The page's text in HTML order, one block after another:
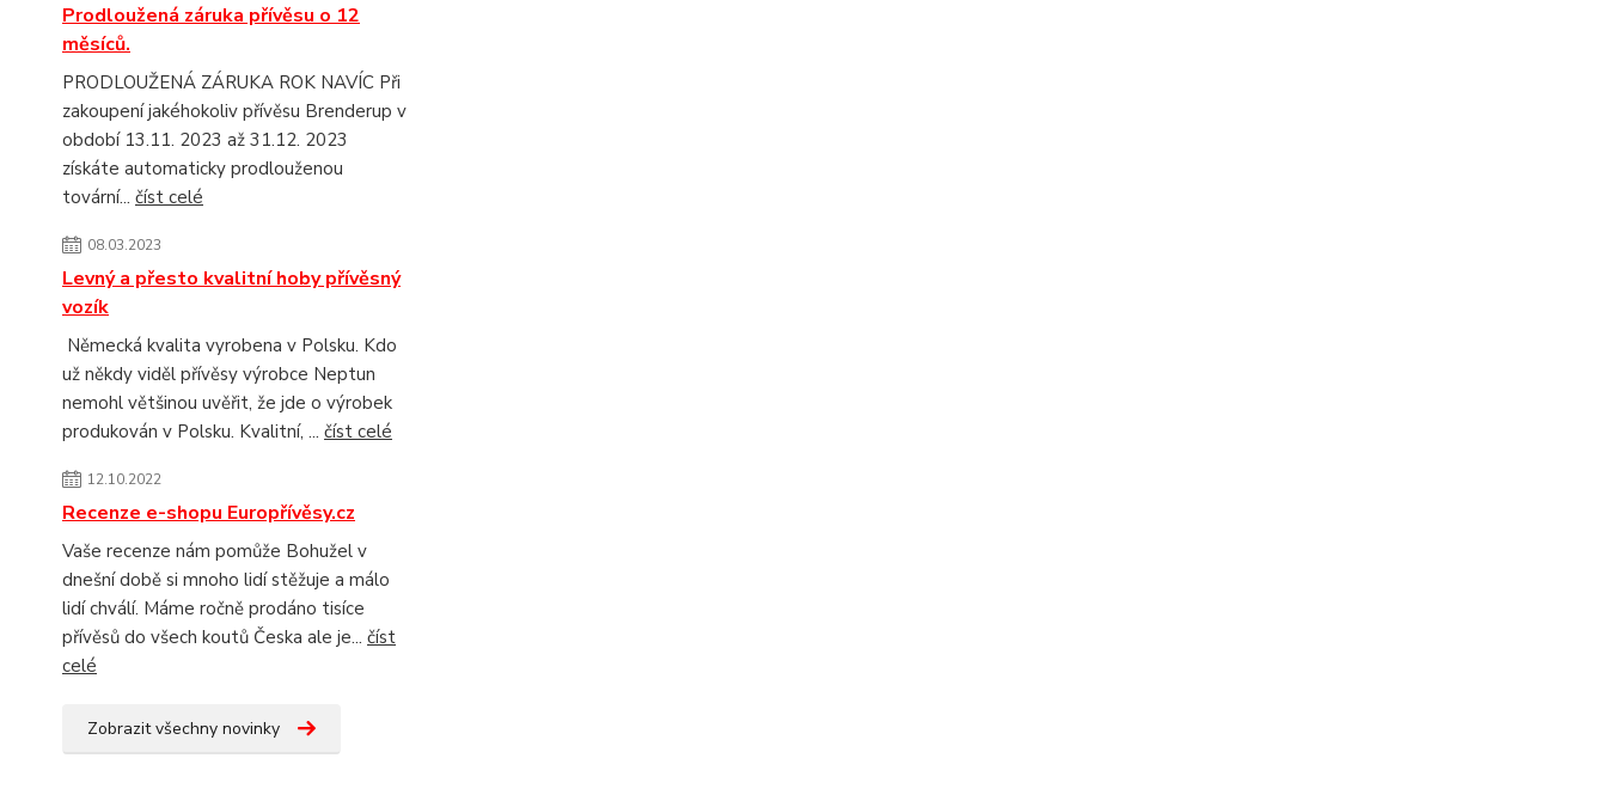
Prodloužená záruka přívěsu o 12
měsíců.
PRODLOUŽENÁ ZÁRUKA ROK NAVÍC Při
zakoupení jakéhokoliv přívěsu Brenderup v
období 13.11. 2023 až 31.12. 2023
získáte automaticky prodlouženou
tovární... číst celé
08.03.2023
Levný a přesto kvalitní hoby přívěsný
vozík
Německá kvalita vyrobena v Polsku. Kdo
už někdy viděl přívěsy výrobce Neptun
nemohl většinou uvěřit, že jde o výrobek
produkován v Polsku. Kvalitní, ... číst celé
12.10.2022
Recenze e-shopu Europřívěsy.cz
Vaše recenze nám pomůže Bohužel v
dnešní době si mnoho lidí stěžuje a málo
lidí chválí. Máme ročně prodáno tisíce
přívěsů do všech koutů Česka ale je... číst
celé
Zobrazit všechny novinky